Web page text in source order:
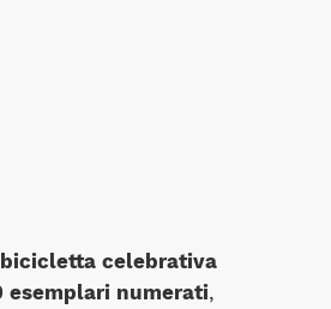
celebrativa
esemplari numerati,